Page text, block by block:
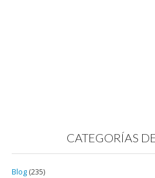
CATEGORÍAS
Blog (235)